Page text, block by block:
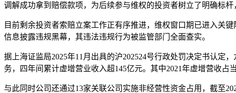
调解成功拿到赔偿款项，为后续参与维权的投资者树立了明确标杆
目前剩余投资者索赔立案工作正有序推进，维权窗口期已进入关
信息披露违规黑幕，其违法违规行为被监管部门全面查实。
据上海证监局2025年11月出具的沪202524号行政处罚决定书认定
务，四年间累计虚增营业收入超145亿元。其中2021年虚增营收占
与此同时公司还通过13家关联公司实施非经营性资金占用，截至